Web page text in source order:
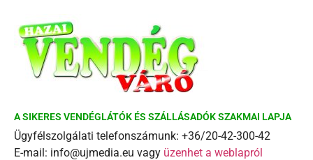
A SIKERES VENDÉGLÁTÓK ÉS SZÁLLÁSADÓK SZAKMAI LAPJA
Ügyfélszolgálati telefonszámunk: +36/20-42-300-42
E-mail: info@ujmedia.eu vagy üzenhet a weblapról